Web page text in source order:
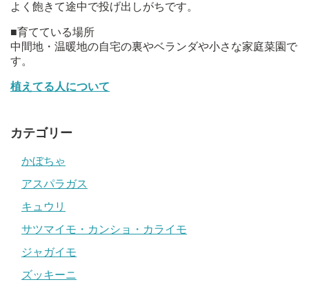
よく飽きて途中で投げ出しがちです。
■育てている場所
中間地・温暖地の自宅の裏やベランダや小さな家庭菜園で
す。
植えてる人について
カテゴリー
かぼちゃ
アスパラガス
キュウリ
サツマイモ・カンショ・カライモ
ジャガイモ
ズッキーニ